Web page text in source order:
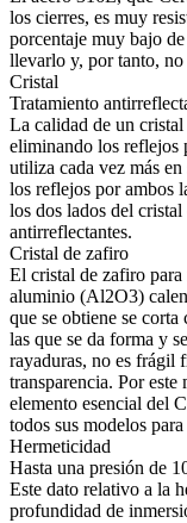
los cierres, es muy
porcentaje muy bajo
llevarlo y, por tanto, no
Cristal
Tratamiento
La calidad de un
eliminando los reflejos
utiliza cada vez más
los reflejos por ambos
los dos lados del
antirreflectantes.
Cristal de zafiro
El cristal de zafiro
aluminio (Al2O3)
que se obtiene se
las que se da forma y
rayaduras, no es frágil
transparencia. Por
elemento esencial del
todos sus modelos
Hermeticidad
Hasta una presión de
Este dato relativo a la
profundidad de